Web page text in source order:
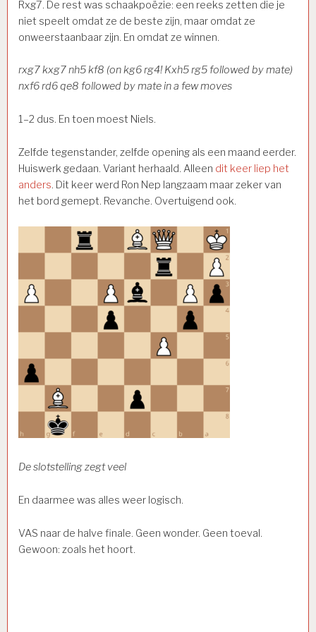
Rxg7. De rest was schaakpoëzie: een reeks zetten die je
niet speelt omdat ze de beste zijn, maar omdat ze
onweerstaanbaar zijn. En omdat ze winnen.
rxg7 kxg7 nh5 kf8 (on kg6 rg4! Kxh5 rg5 followed by mate)
nxf6 rd6 qe8 followed by mate in a few moves
1–2 dus. En toen moest Niels.
Zelfde tegenstander, zelfde opening als een maand eerder.
Huiswerk gedaan. Variant herhaald. Alleen dit keer liep het
anders. Dit keer werd Ron Nep langzaam maar zeker van
het bord gemept. Revanche. Overtuigend ook.
De slotstelling zegt veel
En daarmee was alles weer logisch.
VAS naar de halve finale. Geen wonder. Geen toeval.
Gewoon: zoals het hoort.